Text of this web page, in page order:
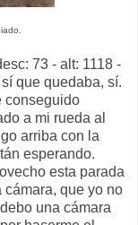
73 - alt: 1118 -
que quedaba, sí.
conseguido
a mi rueda al
arriba con la
esperando.
esta parada
que yo no
una cámara